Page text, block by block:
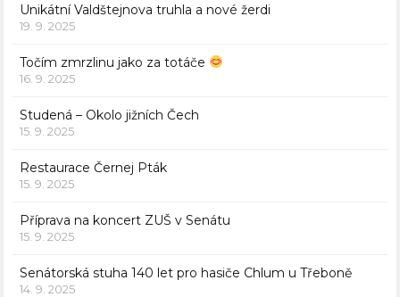
Unikátní Valdštejnova truhla a nové žerdi
19. 9. 2025
Točím zmrzlinu jako za totáče
16. 9. 2025
Studená – Okolo jižních Čech
15. 9. 2025
Restaurace Černej Pták
15. 9. 2025
Příprava na koncert ZUŠ v Senátu
15. 9. 2025
Senátorská stuha 140 let pro hasiče Chlum u Třeboně
14. 9. 2025